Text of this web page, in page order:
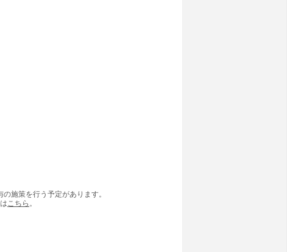
施策を行う予定があります。
こちら 。